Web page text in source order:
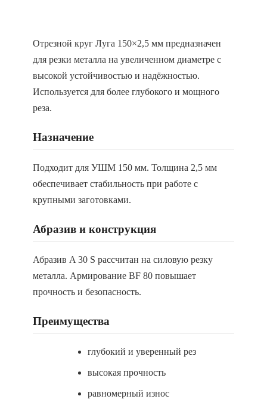
Отрезной круг Луга 150×2,5 мм предназначен
для резки металла на увеличенном диаметре с
высокой устойчивостью и надёжностью.
Используется для более глубокого и мощного
реза.
Назначение
Подходит для УШМ 150 мм. Толщина 2,5 мм
обеспечивает стабильность при работе с
крупными заготовками.
Абразив и конструкция
Абразив A 30 S рассчитан на силовую резку
металла. Армирование BF 80 повышает
прочность и безопасность.
Преимущества
глубокий и уверенный рез
высокая прочность
равномерный износ